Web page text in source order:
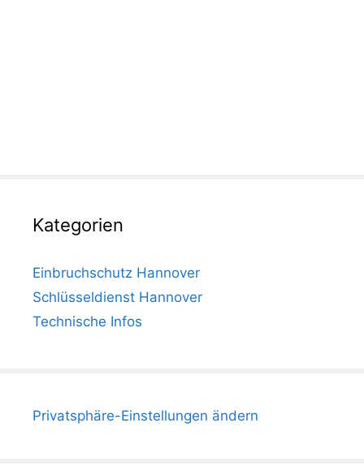
Kategorien
Einbruchschutz Hannover
Schlüsseldienst Hannover
Technische Infos
Privatsphäre-Einstellungen ändern